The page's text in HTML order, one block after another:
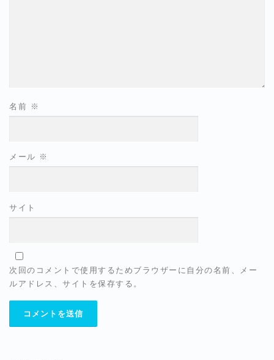
名前 ※
メール ※
サイト
次回のコメントで使用するためブラウザーに自分の名前、メー
ルアドレス、サイトを保存する。